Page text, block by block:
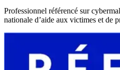
Professionnel référencé sur
nationale d’aide aux victimes et de